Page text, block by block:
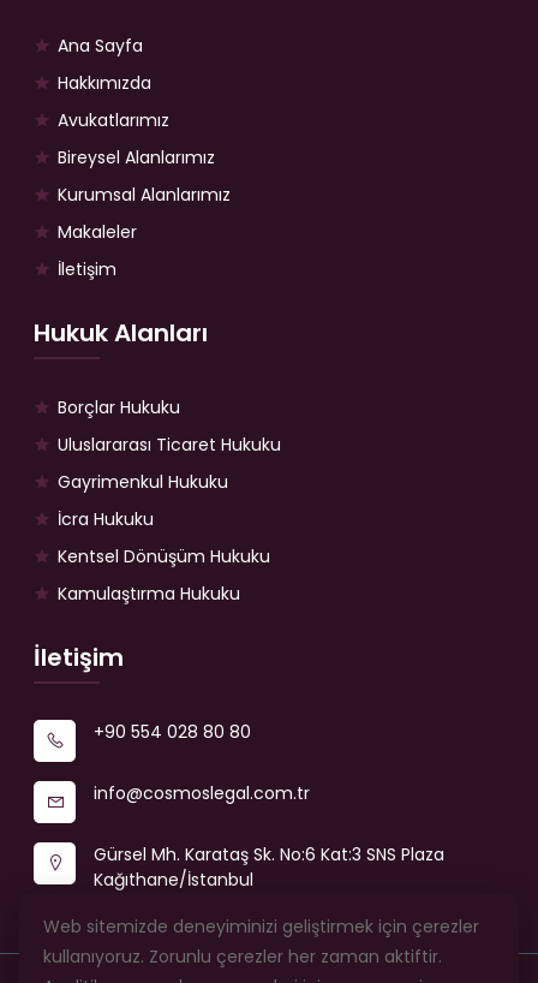
Ana Sayfa
Hakkımızda
Avukatlarımız
Bireysel Alanlarımız
Kurumsal Alanlarımız
Makaleler
İletişim
Hukuk Alanları
Borçlar Hukuku
Uluslararası Ticaret Hukuku
Gayrimenkul Hukuku
İcra Hukuku
Kentsel Dönüşüm Hukuku
Kamulaştırma Hukuku
İletişim
+90 554 028 80 80
info@cosmoslegal.com.tr
Gürsel Mh. Karataş Sk. No:6 Kat:3 SNS Plaza
Kağıthane/İstanbul
Web sitemizde deneyiminizi geliştirmek için çerezler
kullanıyoruz. Zorunlu çerezler her zaman aktiftir.